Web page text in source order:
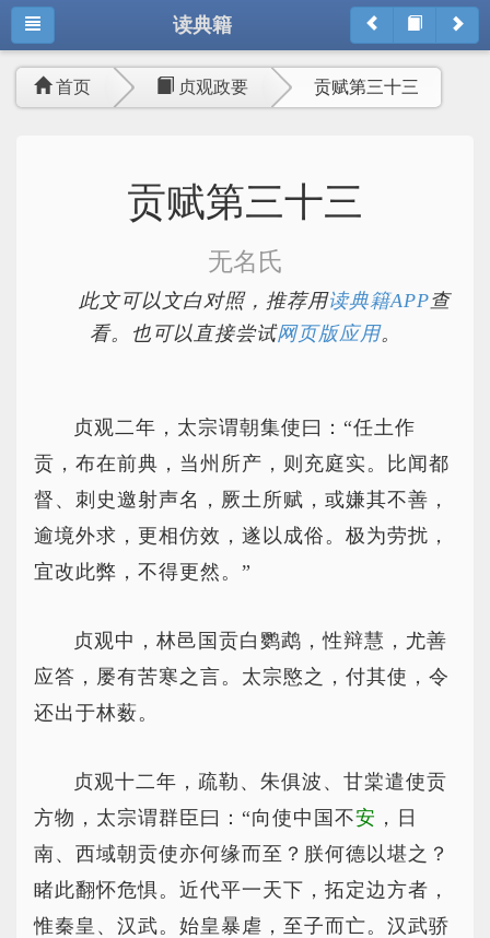
读典籍
首页 贞观政要 贡赋第三十三
贡赋第三十三
无名氏
此文可以文白对照，推荐用读典籍APP查
看。也可以直接尝试网页版应用。
贞观二年，太宗谓朝集使曰：“任土作
贡，布在前典，当州所产，则充庭实。比闻都
督、刺史邀射声名，厥土所赋，或嫌其不善，
逾境外求，更相仿效，遂以成俗。极为劳扰，
宜改此弊，不得更然。”
贞观中，林邑国贡白鹦鹉，性辩慧，尤善
应答，屡有苦寒之言。太宗愍之，付其使，令
还出于林薮。
贞观十二年，疏勒、朱俱波、甘棠遣使贡
方物，太宗谓群臣曰：“向使中国不安 ，日
南、西域朝贡使亦何缘而至？朕何德以堪之？
睹此翻怀危惧。近代平一天下，拓定边方者，
惟秦皇、汉武。始皇暴虐，至子而亡。汉武骄